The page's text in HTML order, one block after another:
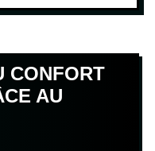
CONFORT
AU